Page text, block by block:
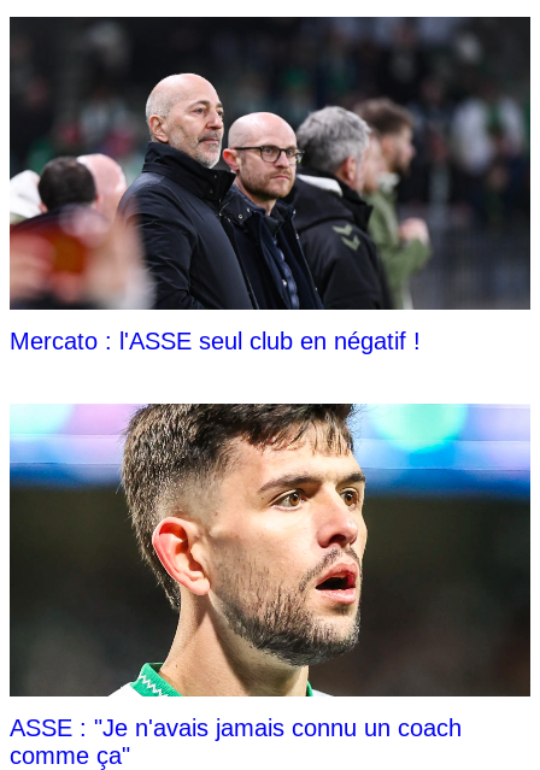
Mercato : l'ASSE seul club en négatif !
ASSE : "Je n'avais jamais connu un coach
comme ça"